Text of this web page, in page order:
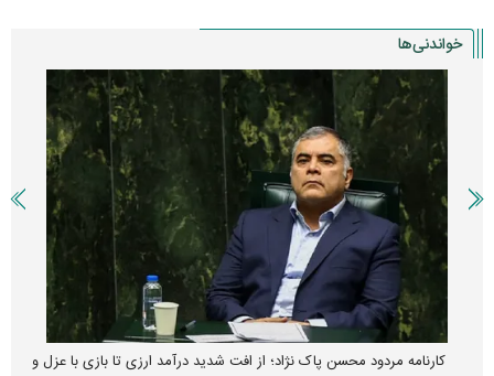
خواندنی‌ها
کارنامه مردود محسن پاک‌ نژاد؛ از افت شدید درآمد ارزی تا بازی با عزل و